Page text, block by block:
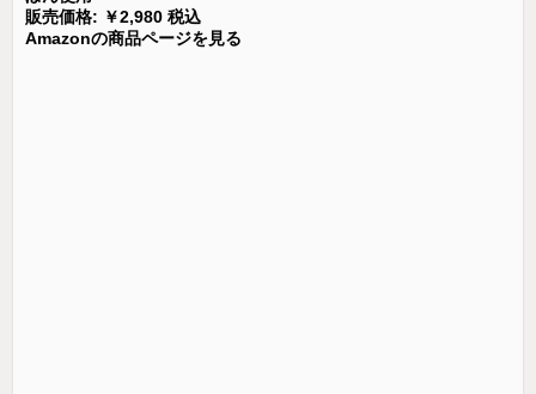
販売価格: ￥2,980 税込
Amazonの商品ページを見る